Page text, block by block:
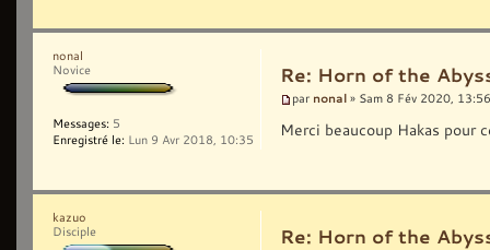
Re: Horn of the
par nonal » Sam 8 Fév 2020, 13:56
Merci beaucoup Hakas pour
nonal
Novice
Messages: 5
Enregistré le: Lun 9 Avr 2018, 10:35
Re: Horn of the
kazuo
Disciple